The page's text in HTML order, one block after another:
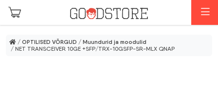
Skip to main content
/ OPTILISED VÕRGUD / Muundurid ja moodulid
/ NET TRANSCEIVER 10GE +SFP/TRX-10GSFP-SR-MLX QNAP